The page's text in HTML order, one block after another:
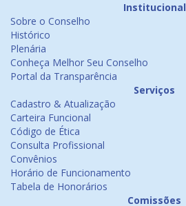
Institucional
Sobre o Conselho
Histórico
Plenária
Conheça Melhor Seu Conselho
Portal da Transparência
Serviços
Cadastro & Atualização
Carteira Funcional
Código de Ética
Consulta Profissional
Convênios
Horário de Funcionamento
Tabela de Honorários
Comissões